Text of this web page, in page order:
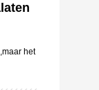
het